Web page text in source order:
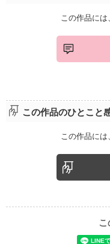
この作品には
この作品のひとこと
この作品には